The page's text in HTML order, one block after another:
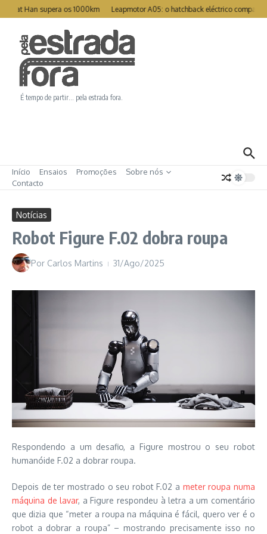
Ir para o conteúdo
Han supera os 1000km Leapmotor A05: o hatchback eléctrico compacto
É tempo de partir… pela estrada fora.
Início Ensaios Promoções
Sobre nós
Contacto
Notícias
Robot Figure F.02 dobra roupa
Por Carlos Martins 31/Ago/2025
Respondendo a um desafio, a Figure mostrou o seu robot
humanóide F.02 a dobrar roupa.
Depois de ter mostrado o seu robot F.02 a meter roupa numa
máquina de lavar, a Figure respondeu à letra a um comentário
que dizia que “meter a roupa na máquina é fácil, quero ver é o
robot a dobrar a roupa” – mostrando precisamente isso no